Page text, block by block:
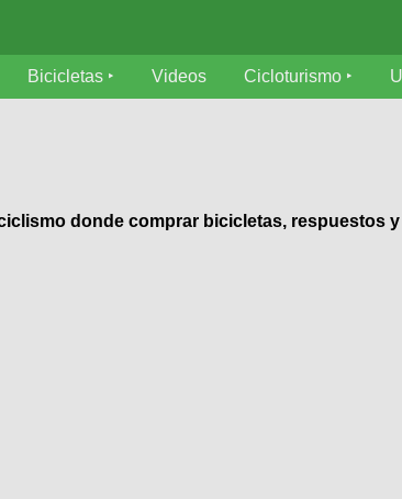
Bicicletas Videos Cicloturismo
donde comprar bicicletas, respuestos